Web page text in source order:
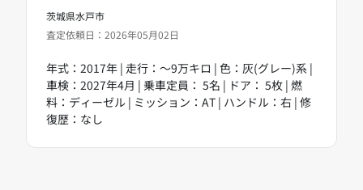
茨城県水戸市
査定依頼日：2026年05月02日
年式：2017年 | 走行：～9万キロ | 色：灰(グレー)系 |
車検：2027年4月 | 乗車定員： 5名 | ドア： 5枚 | 燃
料：ディーゼル | ミッション：AT | ハンドル：右 | 修
復歴：なし